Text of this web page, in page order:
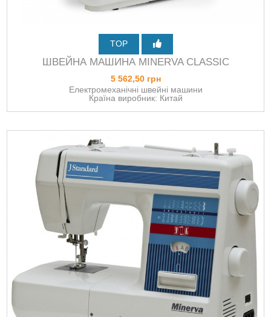
TOP
ШВЕЙНА МАШИНА MINERVA CLASSIC
5 562,50 грн
Електромеханічні швейні машини
Країна виробник: Китай